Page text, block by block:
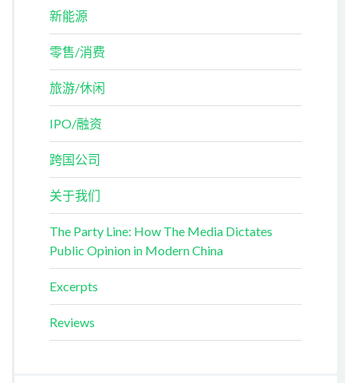
新能源
零售/消费
旅游/休闲
IPO/融资
跨国公司
关于我们
The Party Line: How The Media Dictates
Public Opinion in Modern China
Excerpts
Reviews